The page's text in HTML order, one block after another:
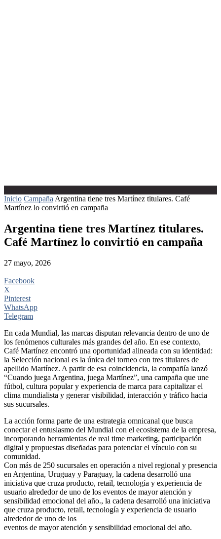
Inicio Campaña Argentina tiene tres Martínez titulares. Café
Martínez lo convirtió en campaña
Argentina tiene tres Martínez titulares.
Café Martínez lo convirtió en campaña
27 mayo, 2026
Facebook
X
Pinterest
WhatsApp
Telegram
En cada Mundial, las marcas disputan relevancia dentro de uno de
los fenómenos culturales más grandes del año. En ese contexto,
Café Martínez encontró una oportunidad alineada con su identidad:
la Selección nacional es la única del torneo con tres titulares de
apellido Martínez. A partir de esa coincidencia, la compañía lanzó
“Cuando juega Argentina, juega Martínez”, una campaña que une
fútbol, cultura popular y experiencia de marca para capitalizar el
clima mundialista y generar visibilidad, interacción y tráfico hacia
sus sucursales.
La acción forma parte de una estrategia omnicanal que busca
conectar el entusiasmo del Mundial con el ecosistema de la empresa,
incorporando herramientas de real time marketing, participación
digital y propuestas diseñadas para potenciar el vínculo con su
comunidad.
Con más de 250 sucursales en operación a nivel regional y presencia
en Argentina, Uruguay y Paraguay, la cadena desarrolló una
iniciativa que cruza producto, retail, tecnología y experiencia de
usuario alrededor de uno de los eventos de mayor atención y
sensibilidad emocional del año., la cadena desarrolló una iniciativa
que cruza producto, retail, tecnología y experiencia de usuario
alrededor de uno de los
eventos de mayor atención y sensibilidad emocional del año.